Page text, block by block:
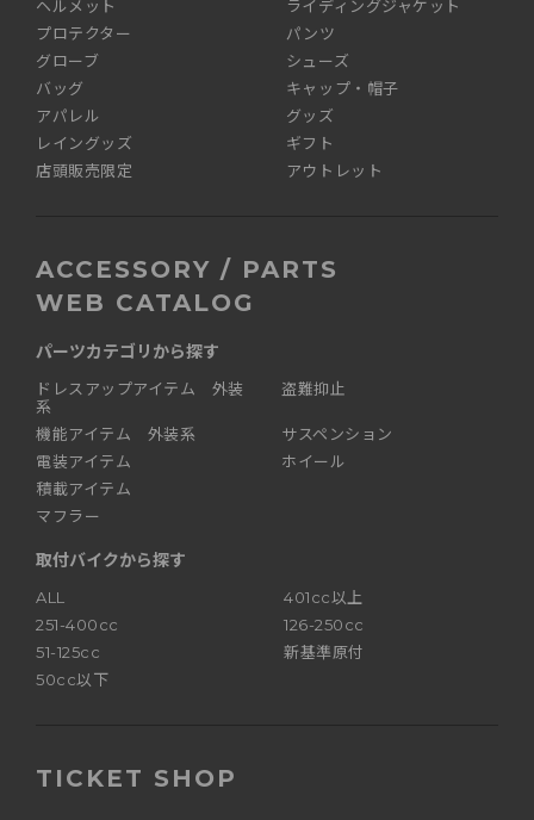
ヘルメット
ライディングジャケット
プロテクター
パンツ
グローブ
シューズ
バッグ
キャップ・帽子
アパレル
グッズ
レイングッズ
ギフト
店頭販売限定
アウトレット
ACCESSORY / PARTS
WEB CATALOG
パーツカテゴリから探す
ドレスアップアイテム 外装
系
機能アイテム 外装系
電装アイテム
積載アイテム
マフラー
盗難抑止
サスペンション
ホイール
取付バイクから探す
ALL
401cc以上
251-400cc
126-250cc
51-125cc
新基準原付
50cc以下
TICKET SHOP